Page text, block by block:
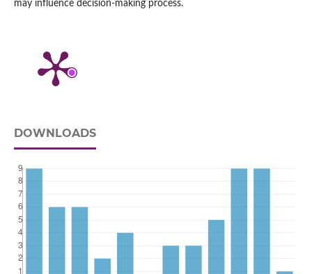
may influence decision-making process.
DOWNLOADS